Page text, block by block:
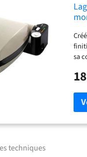
sa
le
techniques